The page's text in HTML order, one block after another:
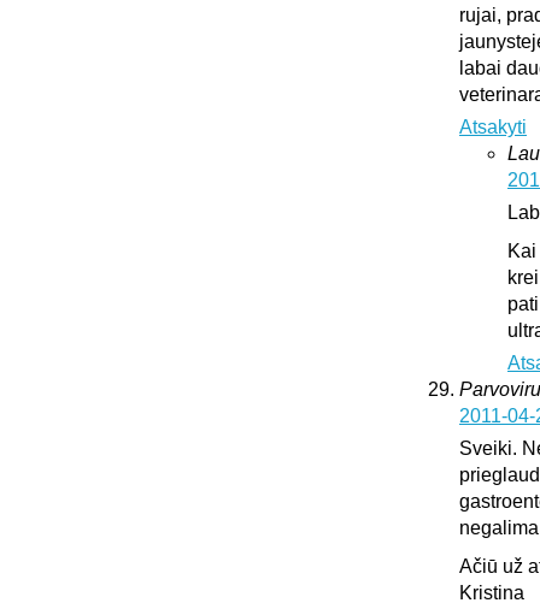
rujai,
labai
Atsakyti
2011-
Sveiki.
Ačiū už
Kristina